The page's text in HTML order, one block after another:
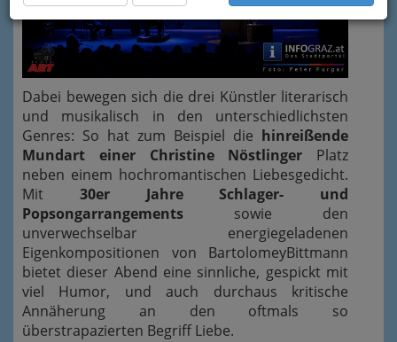
Dabei bewegen sich die drei Künstler literarisch
und musikalisch in den unterschiedlichsten
Genres: So hat zum Beispiel die hinreißende
Mundart einer Christine Nöstlinger Platz
neben einem hochromantischen Liebesgedicht.
Mit 30er Jahre Schlager- und
Popsongarrangements sowie den
unverwechselbar energiegeladenen
Eigenkompositionen von BartolomeyBittmann
bietet dieser Abend eine sinnliche, gespickt mit
viel Humor, und auch durchaus kritische
Annäherung an den oftmals so
überstrapazierten Begriff Liebe.